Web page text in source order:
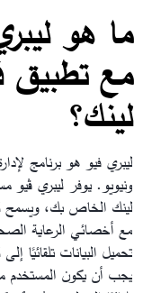
ما هو
مع تطبيق
لينك؟
ليبري فيو هو برنامج
ونيويو. يوفر ليبري ڤيو
لينك الخاص بك، ويسمح
مع أخصائي الرعاية
تحميل البيانات تلقائيًا
يجب أن يكون المستخدم